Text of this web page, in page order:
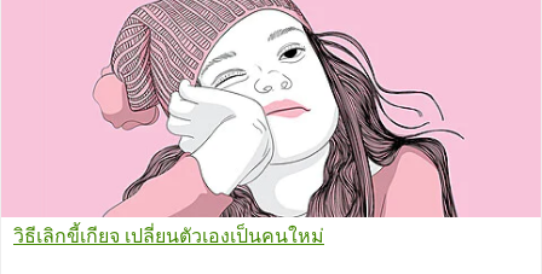
วิธีเลิกขี้เกียจ เปลี่ยนตัวเองเป็นคนใหม่